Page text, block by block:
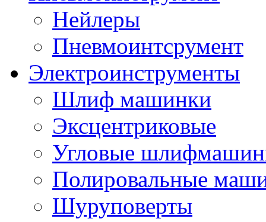
Нейлеры
Пневмоинтсрумент
Электроинструменты
Шлиф машинки
Эксцентриковые
Угловые
Полировальные
Шуруповерты